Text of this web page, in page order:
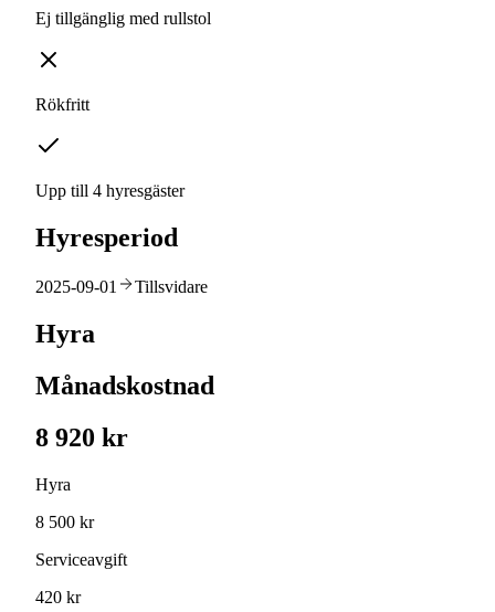
Ej tillgänglig med rullstol
Rökfritt
Upp till 4 hyresgäster
Hyresperiod
2025-09-01 Tillsvidare
Hyra
Månadskostnad
8 920 kr
Hyra
8 500 kr
Serviceavgift
420 kr